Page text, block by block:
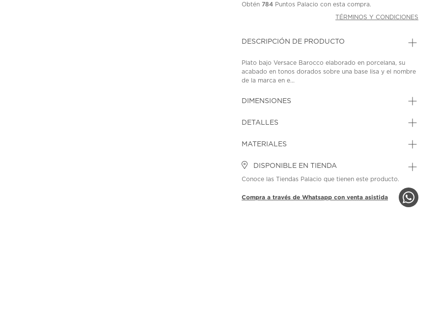
Obtén784 Puntos Palacio con esta compra.
TÉRMINOS Y CONDICIONES
DESCRIPCIÓN DE PRODUCTO
Plato bajo Versace Barocco elaborado en porcelana, su
acabado en tonos dorados sobre una base lisa y el nombre
de la marca en e...
DIMENSIONES
DETALLES
MATERIALES
DISPONIBLE EN TIENDA
Conoce las Tiendas Palacio que tienen este producto.
Compra a través de Whatsapp con venta asistida